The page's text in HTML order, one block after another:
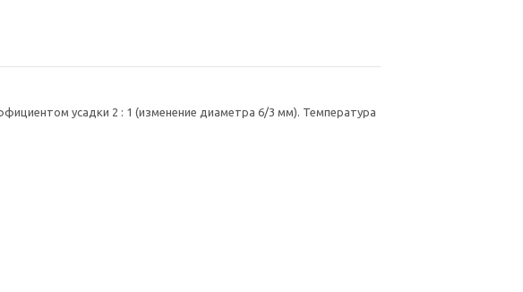
усадки 2 : 1 (изменение диаметра 6/3 мм). Температура